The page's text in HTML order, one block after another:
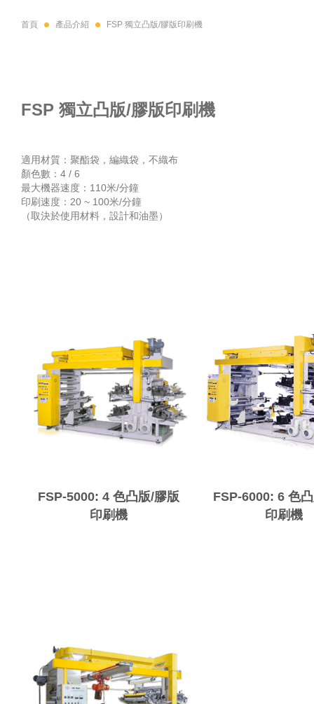
首頁 產品介紹 FSP 獨立凸版/膠版印刷機
FSP 獨立凸版/膠版印刷機
適用材質：聚酯袋，編織袋，不織布
顏色數：4 / 6
最大機器速度：110米/分鐘
印刷速度：20 ~ 100米/分鐘
（取決於使用材料，設計和油墨）
FSP-5000: 4 色凸版/膠版
印刷機
FSP-6000: 6 色
印刷機